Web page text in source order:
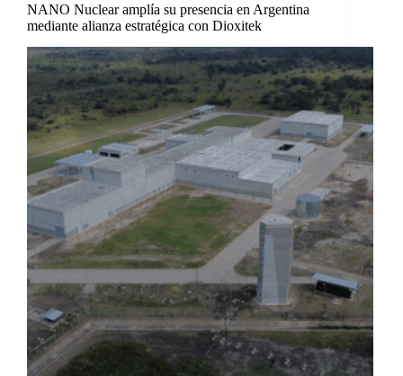
NANO Nuclear amplía su presencia en Argentina
mediante alianza estratégica con Dioxitek